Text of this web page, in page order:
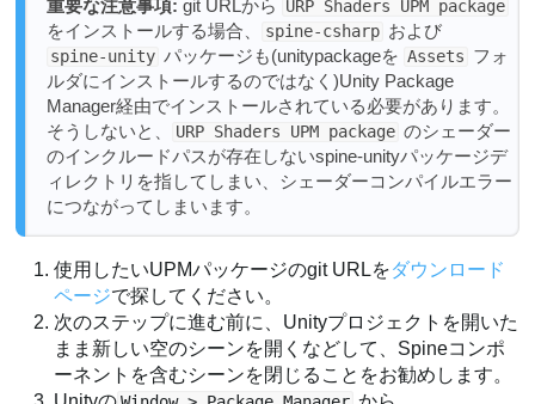
重要な注意事項: git URLから URP Shaders UPM package
をインストールする場合、 spine-csharp および
spine-unity パッケージも(unitypackageを Assets フォ
ルダにインストールするのではなく)Unity Package
Manager経由でインストールされている必要があります。
そうしないと、
URP Shaders UPM package のシェーダー
のインクルードパスが存在しないspine-unityパッケージデ
ィレクトリを指してしまい、シェーダーコンパイルエラー
につながってしまいます。
使用したいUPMパッケージのgit URLをダウンロード
ページで探してください。
次のステップに進む前に、Unityプロジェクトを開いた
まま新しい空のシーンを開くなどして、Spineコンポ
ーネントを含むシーンを閉じることをお勧めします。